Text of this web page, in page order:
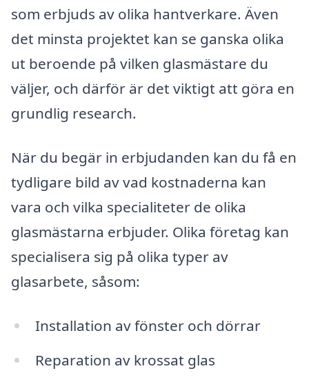
som erbjuds av olika hantverkare. Även
det minsta projektet kan se ganska olika
ut beroende på vilken glasmästare du
väljer, och därför är det viktigt att göra en
grundlig research.
När du begär in erbjudanden kan du få en
tydligare bild av vad kostnaderna kan
vara och vilka specialiteter de olika
glasmästarna erbjuder. Olika företag kan
specialisera sig på olika typer av
glasarbete, såsom:
Installation av fönster och dörrar
Reparation av krossat glas